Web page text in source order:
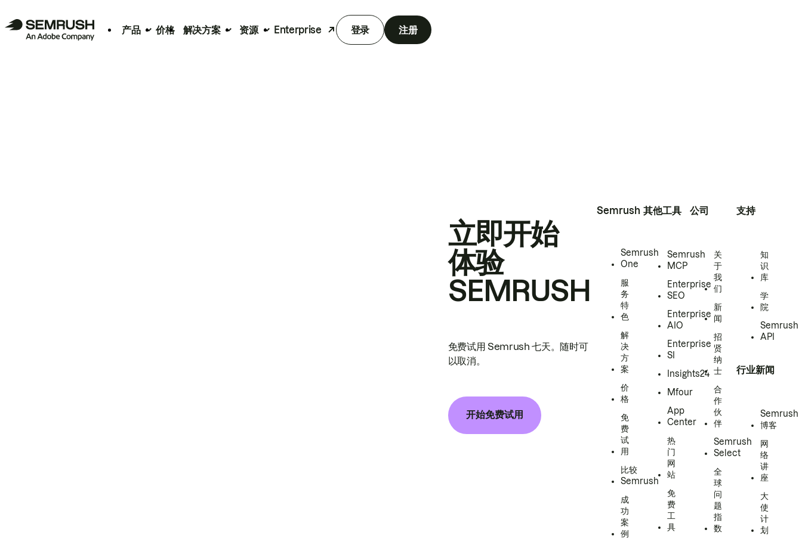
产品 价格 解决方案 资源 Enterprise 登录 注册
立即开始
体验
SEMRUSH
免费试用 Semrush 七天。随时可
以取消。
开始免费试用
Semrush
Semrush
One
服
务
特
色
解
决
方
案
价
格
免
费
试
用
比较
Semrush
成
功
案
例
其他工具
Semrush
MCP
Enterprise
SEO
Enterprise
AIO
Enterprise
SI
Insights24
Mfour
App
Center
热
门
网
站
免
费
工
具
公司
关
于
我
们
新
闻
招
贤
纳
士
合
作
伙
伴
Semrush
Select
全
球
问
题
指
数
支持
知
识
库
学
院
Semrush
API
行业新闻
Semrush
博客
网
络
讲
座
大
使
计
划